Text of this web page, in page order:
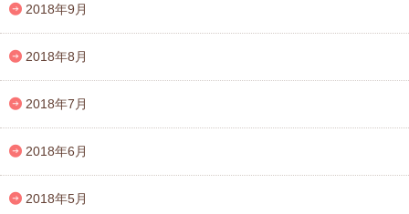
2018年9月
2018年8月
2018年7月
2018年6月
2018年5月